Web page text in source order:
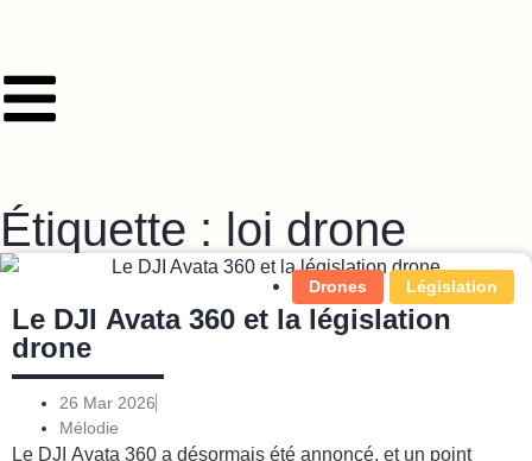
Étiquette : loi drone
Drones Législation
Le DJI Avata 360 et la législation
drone
26 Mar 2026
Mélodie
Le DJI Avata 360 a désormais été annoncé, et un point